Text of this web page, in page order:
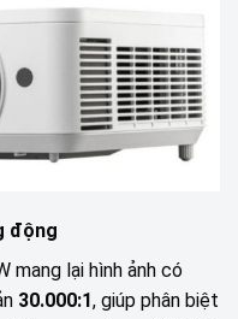
động
mang lại hình ảnh có
30.000:1, giúp phân biệt